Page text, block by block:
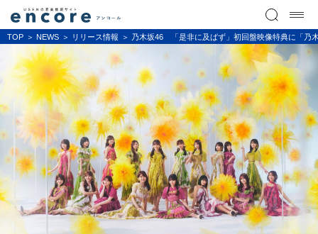
TOP NEWS リリース情報 乃木坂46 「是非に及ばず」初回盤映像特典に「乃